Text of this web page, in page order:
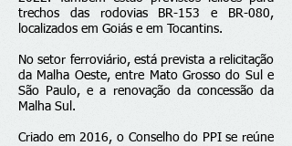
trechos das rodovias BR-153 e BR-080,
localizados em Goiás e em Tocantins.
No setor ferroviário, está prevista a relicitação
da Malha Oeste, entre Mato Grosso do Sul e
São Paulo, e a renovação da concessão da
Malha Sul.
Criado em 2016, o Conselho do PPI se reúne